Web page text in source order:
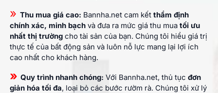
» Thu mua giá cao: Bannha.net cam kết thẩm định
chính xác, minh bạch và đưa ra mức giá thu mua tối ưu
nhất thị trường cho tài sản của bạn. Chúng tôi hiểu giá trị
thực tế của bất động sản và luôn nỗ lực mang lại lợi ích
cao nhất cho khách hàng.
» Quy trình nhanh chóng: Với Bannha.net, thủ tục đơn
giản hóa tối đa, loại bỏ các bước rườm rà. Chúng tôi xử lý